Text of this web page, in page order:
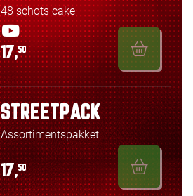
48 schots cake
17,50
STREETPACK
Assortimentspakket
17,50